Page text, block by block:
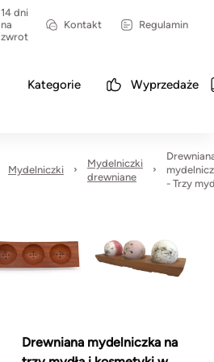
14 dni
na
zwrot
Kontakt Regulamin
Kategorie Wyprzedaże
Mydelniczki
Mydelniczki
drewniane
- Trzy
Drewniana mydelniczka na